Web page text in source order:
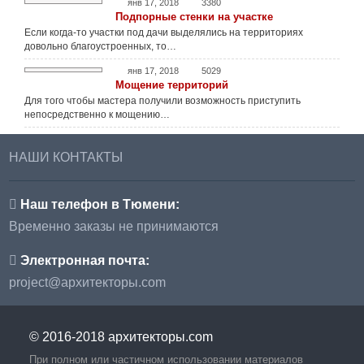
янв 17, 2018 3380
Подпорные стенки на участке
Если когда-то участки под дачи выделялись на территориях
довольно благоустроенных, то…
янв 17, 2018 5029
Мощение территорий
Для того чтобы мастера получили возможность приступить
непосредственно к мощению…
НАШИ КОНТАКТЫ
Наш телефон в Тюмени:
Временно заказы не принимаются
Электронная почта:
project@архитекторы.com
© 2016-2018архитекторы.com
При полном или частичном использовании материалов